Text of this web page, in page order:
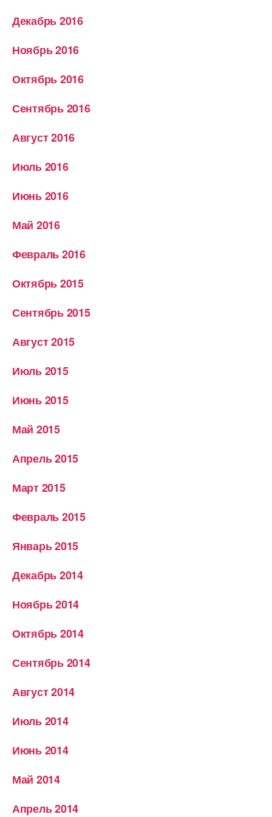
Декабрь 2016
Ноябрь 2016
Октябрь 2016
Сентябрь 2016
Август 2016
Июль 2016
Июнь 2016
Май 2016
Февраль 2016
Октябрь 2015
Сентябрь 2015
Август 2015
Июль 2015
Июнь 2015
Май 2015
Апрель 2015
Март 2015
Февраль 2015
Январь 2015
Декабрь 2014
Ноябрь 2014
Октябрь 2014
Сентябрь 2014
Август 2014
Июль 2014
Июнь 2014
Май 2014
Апрель 2014